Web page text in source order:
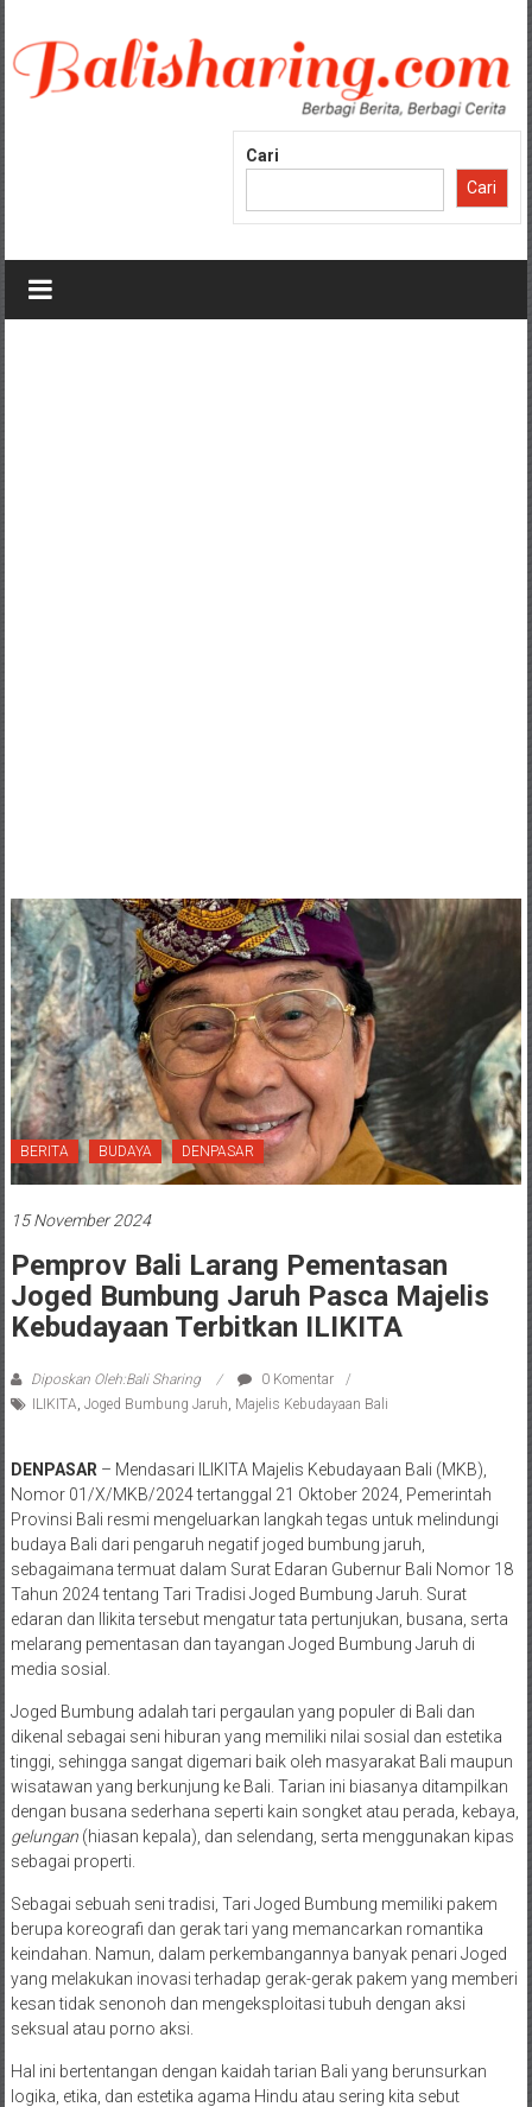
konten
Cari
Cari
BERITA BUDAYA DENPASAR
15 November 2024
Pemprov Bali Larang Pementasan
Joged Bumbung Jaruh Pasca Majelis
Kebudayaan Terbitkan ILIKITA
Diposkan Oleh:Bali Sharing
0 Komentar
ILIKITA Joged Bumbung Jaruh Majelis Kebudayaan Bali
DENPASAR – Mendasari ILIKITA Majelis Kebudayaan Bali (MKB),
Nomor 01/X/MKB/2024 tertanggal 21 Oktober 2024, Pemerintah
Provinsi Bali resmi mengeluarkan langkah tegas untuk melindungi
budaya Bali dari pengaruh negatif joged bumbung jaruh,
sebagaimana termuat dalam Surat Edaran Gubernur Bali Nomor 18
Tahun 2024 tentang Tari Tradisi Joged Bumbung Jaruh. Surat
edaran dan Ilikita tersebut mengatur tata pertunjukan, busana, serta
melarang pementasan dan tayangan Joged Bumbung Jaruh di
media sosial.
Joged Bumbung adalah tari pergaulan yang populer di Bali dan
dikenal sebagai seni hiburan yang memiliki nilai sosial dan estetika
tinggi, sehingga sangat digemari baik oleh masyarakat Bali maupun
wisatawan yang berkunjung ke Bali. Tarian ini biasanya ditampilkan
dengan busana sederhana seperti kain songket atau perada, kebaya,
gelungan (hiasan kepala), dan selendang, serta menggunakan kipas
sebagai properti.
Sebagai sebuah seni tradisi, Tari Joged Bumbung memiliki pakem
berupa koreografi dan gerak tari yang memancarkan romantika
keindahan. Namun, dalam perkembangannya banyak penari Joged
yang melakukan inovasi terhadap gerak-gerak pakem yang memberi
kesan tidak senonoh dan mengeksploitasi tubuh dengan aksi
seksual atau porno aksi.
Hal ini bertentangan dengan kaidah tarian Bali yang berunsurkan
logika, etika, dan estetika agama Hindu atau sering kita sebut